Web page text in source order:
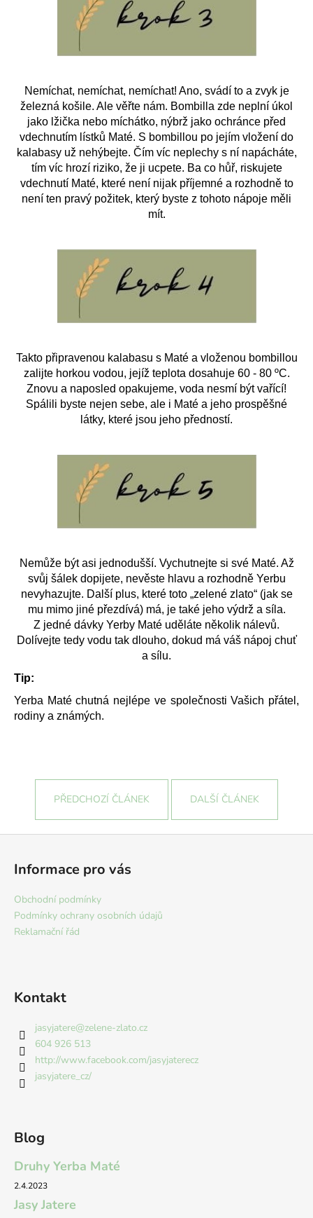
Nemíchat, nemíchat, nemíchat! Ano, svádí to a zvyk je
železná košile. Ale věřte nám. Bombilla zde neplní úkol
jako lžička nebo míchátko, nýbrž jako ochránce před
vdechnutím lístků Maté. S bombillou po jejím vložení do
kalabasy už nehýbejte. Čím víc neplechy s ní napácháte,
tím víc hrozí riziko, že ji ucpete. Ba co hůř, riskujete
vdechnutí Maté, které není nijak příjemné a rozhodně to
není ten pravý požitek, který byste z tohoto nápoje měli
mít.
Takto připravenou kalabasu s Maté a vloženou bombillou
zalijte horkou vodou, jejíž teplota dosahuje 60 - 80 ºC.
Znovu a naposled opakujeme, voda nesmí být vařící!
Spálili byste nejen sebe, ale i Maté a jeho prospěšné
látky, které jsou jeho předností.
Nemůže být asi jednodušší. Vychutnejte si své Maté. Až
svůj šálek dopijete, nevěste hlavu a rozhodně Yerbu
nevyhazujte. Další plus, které toto „zelené zlato“ (jak se
mu mimo jiné přezdívá) má, je také jeho výdrž a síla.
Z jedné dávky Yerby Maté uděláte několik nálevů.
Dolívejte tedy vodu tak dlouho, dokud má váš nápoj chuť
a sílu.
Tip:
Yerba Maté chutná nejlépe ve společnosti Vašich přátel,
rodiny a známých.
PŘEDCHOZÍ ČLÁNEK DALŠÍ ČLÁNEK
Informace pro vás
Obchodní podmínky
Podmínky ochrany osobních údajů
Reklamační řád
Kontakt
jasyjatere@zelene-zlato.cz
604 926 513
http://www.facebook.com/jasyjaterecz
jasyjatere_cz/
Blog
Druhy Yerba Maté
2.4.2023
Jasy Jatere